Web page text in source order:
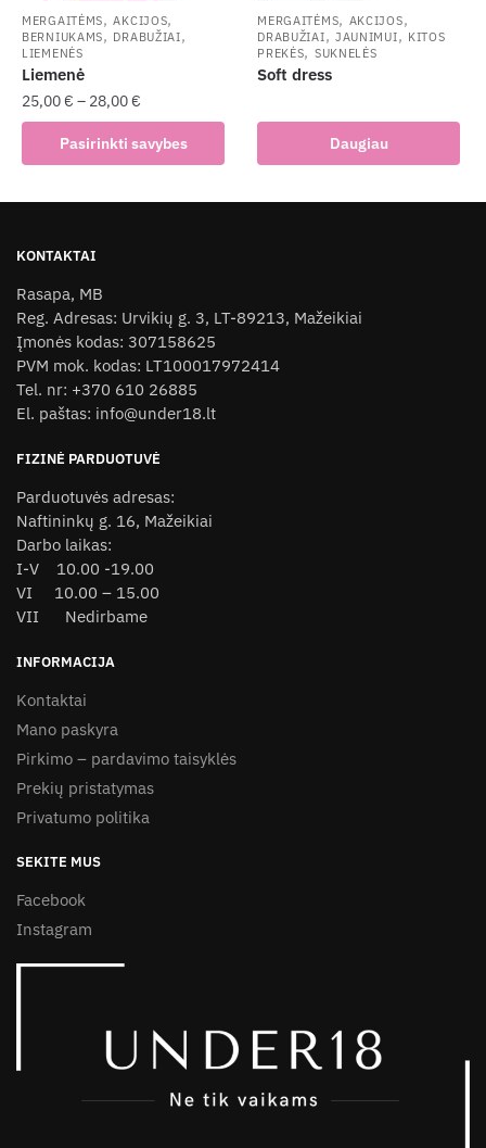
MERGAITĖMS,AKCIJOS,
BERNIUKAMS, DRABUŽIAI,
LIEMENĖS
Liemenė
25,00€ – 28,00€
Pasirinkti savybes
product
The
options
may
be
chosen
on
the
product
MERGAITĖMS, AKCIJOS,
DRABUŽIAI, JAUNIMUI, KITOS
PREKĖS, SUKNELĖS
Soft dress
Daugiau
KONTAKTAI
Rasapa, MB
Reg. Adresas: Urvikių g. 3, LT-89213, Mažeikiai
Įmonės kodas: 307158625
PVM mok. kodas: LT100017972414
Tel. nr: +370 610 26885
El. paštas: info@under18.lt
FIZINĖ PARDUOTUVĖ
Parduotuvės adresas:
Naftininkų g. 16, Mažeikiai
Darbo laikas:
I-V 10.00 -19.00
VI 10.00 – 15.00
VII Nedirbame
INFORMACIJA
Kontaktai
Mano paskyra
Pirkimo – pardavimo taisyklės
Prekių pristatymas
Privatumo politika
SEKITE MUS
Facebook
Instagram